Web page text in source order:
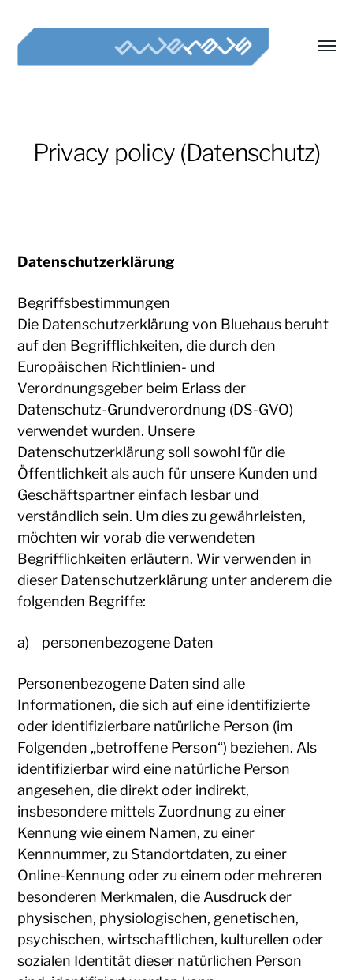
Privacy policy (Datenschutz)
Datenschutzerklärung
Begriffsbestimmungen
Die Datenschutzerklärung von Bluehaus beruht
auf den Begrifflichkeiten, die durch den
Europäischen Richtlinien- und
Verordnungsgeber beim Erlass der
Datenschutz-Grundverordnung (DS-GVO)
verwendet wurden. Unsere
Datenschutzerklärung soll sowohl für die
Öffentlichkeit als auch für unsere Kunden und
Geschäftspartner einfach lesbar und
verständlich sein. Um dies zu gewährleisten,
möchten wir vorab die verwendeten
Begrifflichkeiten erläutern. Wir verwenden in
dieser Datenschutzerklärung unter anderem die
folgenden Begriffe:
a) personenbezogene Daten
Personenbezogene Daten sind alle
Informationen, die sich auf eine identifizierte
oder identifizierbare natürliche Person (im
Folgenden „betroffene Person“) beziehen. Als
identifizierbar wird eine natürliche Person
angesehen, die direkt oder indirekt,
insbesondere mittels Zuordnung zu einer
Kennung wie einem Namen, zu einer
Kennnummer, zu Standortdaten, zu einer
Online-Kennung oder zu einem oder mehreren
besonderen Merkmalen, die Ausdruck der
physischen, physiologischen, genetischen,
psychischen, wirtschaftlichen, kulturellen oder
sozialen Identität dieser natürlichen Person